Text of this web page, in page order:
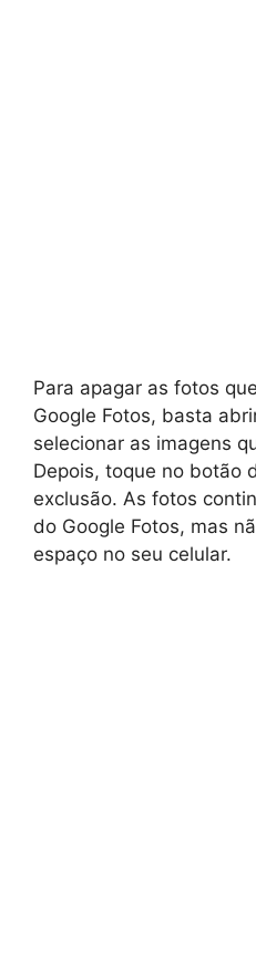
Para apagar as fotos
Google Fotos, basta
selecionar as imagens
Depois, toque no botão
exclusão. As fotos
do Google Fotos, mas
espaço no seu celular.